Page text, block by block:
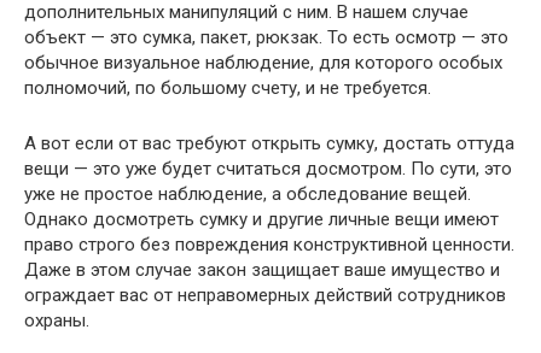
дополнительных манипуляций с ним. В нашем случае
объект — это сумка, пакет, рюкзак. То есть осмотр — это
обычное визуальное наблюдение, для которого особых
полномочий, по большому счету, и не требуется.
А вот если от вас требуют открыть сумку, достать оттуда
вещи — это уже будет считаться досмотром. По сути, это
уже не простое наблюдение, а обследование вещей.
Однако досмотреть сумку и другие личные вещи имеют
право строго без повреждения конструктивной ценности.
Даже в этом случае закон защищает ваше имущество и
ограждает вас от неправомерных действий сотрудников
охраны.